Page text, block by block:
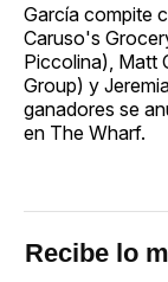
García compite
Caruso's
Piccolina), Matt
Group) y
ganadores se
en The Wharf.
Recibe lo